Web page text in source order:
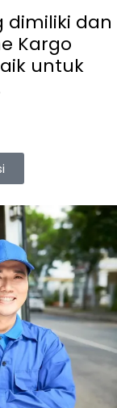
dimiliki dan
Kargo
untuk